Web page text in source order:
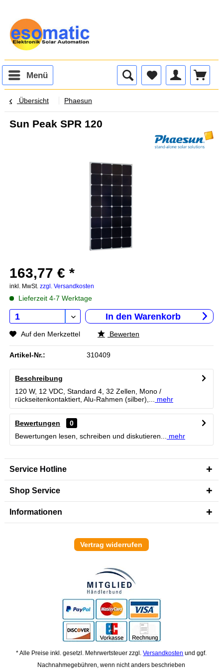
Menü
Übersicht Phaesun
Sun Peak SPR 120
163,77 € *
inkl. MwSt. zzgl. Versandkosten
Lieferzeit 4-7 Werktage
In den Warenkorb
Auf den Merkzettel Bewerten
Artikel-Nr.: 310409
Beschreibung
120 W, 12 VDC, Standard 4, 32 Zellen, Mono /
rückseitenkontaktiert, Alu-Rahmen (silber),...
mehr
Bewertungen
0
Bewertungen lesen, schreiben und diskutieren...
mehr
Service Hotline
Shop Service
Informationen
Vertrag widerrufen
* Alle Preise inkl. gesetzl. Mehrwertsteuer zzgl.Versandkosten und ggf.
Nachnahmegebühren, wenn nicht anders beschrieben